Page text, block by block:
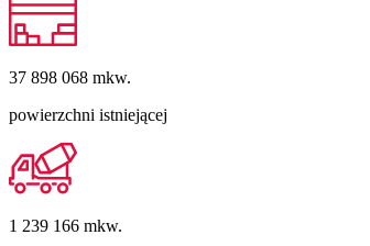
37 898 068 mkw.
powierzchni istniejącej
1 239 166 mkw.